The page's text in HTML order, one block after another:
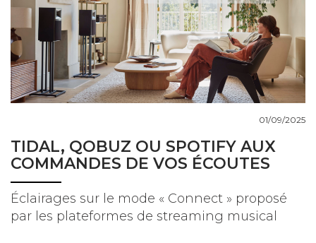
TIDAL, QOBUZ OU SPOTIFY AUX
COMMANDES DE VOS ÉCOUTES
01/09/2025
Éclairages sur le mode « Connect » proposé
par les plateformes de streaming musical